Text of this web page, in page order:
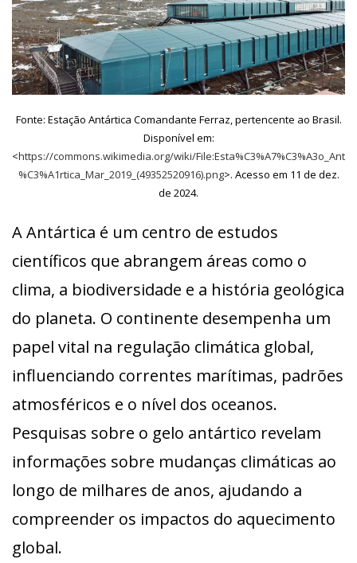
Fonte: Estação Antártica Comandante Ferraz, pertencente ao Brasil.
Disponível em:
<https://commons.wikimedia.org/wiki/File:Esta%C3%A7%C3%A3o_Ant
%C3%A1rtica_Mar_2019_(49352520916).png>. Acesso em 11 de dez.
de 2024.
A Antártica é um centro de estudos
científicos que abrangem áreas como o
clima, a biodiversidade e a história geológica
do planeta. O continente desempenha um
papel vital na regulação climática global,
influenciando correntes marítimas, padrões
atmosféricos e o nível dos oceanos.
Pesquisas sobre o gelo antártico revelam
informações sobre mudanças climáticas ao
longo de milhares de anos, ajudando a
compreender os impactos do aquecimento
global.